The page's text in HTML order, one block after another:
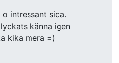
intressant sida.
känna igen
kika mera =)